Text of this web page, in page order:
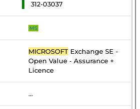
312-03037
MS
MICROSOFT Exchange SE -
Open Value - Assurance +
Licence
...